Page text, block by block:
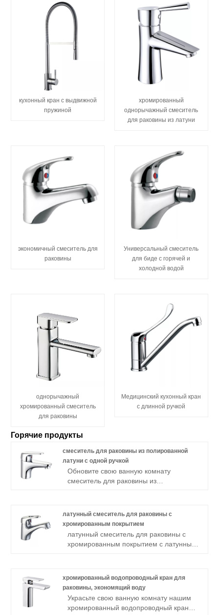
кухонный кран с выдвижной
пружиной
хромированный
однорычажный смеситель
для раковины из латуни
экономичный смеситель для
раковины
Универсальный смеситель
для биде с горячей и
холодной водой
однорычажный
хромированный смеситель
для раковины
Медицинский кухонный кран
с длинной ручкой
Горячие продукты
смеситель для раковины из полированной
латуни с одной ручкой
Обновите свою ванную комнату
смеситель для раковины из
устойчивостью к коррозии, простотой
обеспечивающим долгий срок службы.
латунный смеситель для раковины с
хромированным покрытием
латунный смеситель для раковины с
хромированным покрытием с латунным
коррозионной стойкостью. Легко
устанавливается и долговечен.
хромированный водопроводный кран для
раковины, экономящий воду
Украсьте свою ванную комнату нашим
хромированный водопроводный кран